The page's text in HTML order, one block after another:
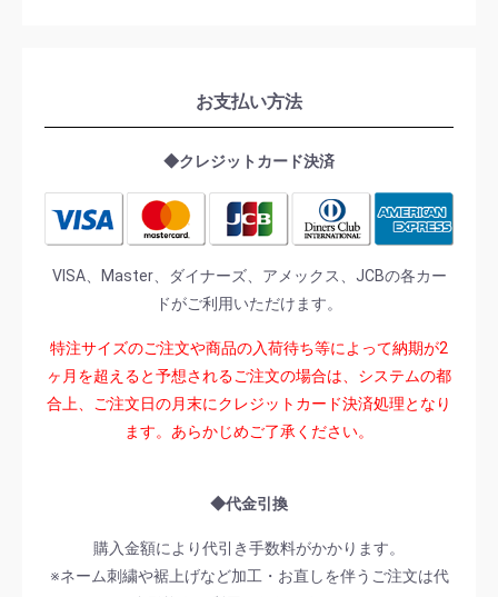
お支払い方法
◆クレジットカード決済
VISA、Master、ダイナーズ、アメックス、JCBの各カー
ドがご利用いただけます。
特注サイズのご注文や商品の入荷待ち等によって納期が2
ヶ月を超えると予想されるご注文の場合は、システムの都
合上、ご注文日の月末にクレジットカード決済処理となり
ます。あらかじめご了承ください。
◆代金引換
購入金額により代引き手数料がかかります。
※ネーム刺繍や裾上げなど加工・お直しを伴うご注文は代